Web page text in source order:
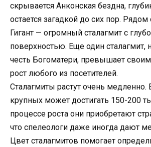
скрывается Анконская бездна,
остается загадкой до сих пор. Рядом
Гигант — огромный сталагмит с
поверхностью. Еще один сталагмит,
честь Богоматери, превышает
рост любого из посетителей.
Сталагмиты растут очень медленно.
крупных может достигать 150-200
процессе роста они приобретают
что спелеологи даже иногда дают
Цвет сталагмитов помогает